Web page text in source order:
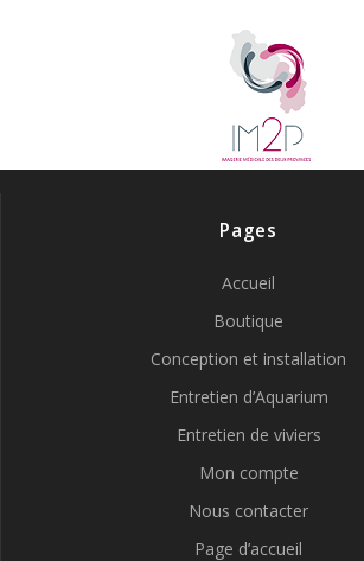
Pages
Accueil
Boutique
Conception et installation
Entretien d’Aquarium
Entretien de viviers
Mon compte
Nous contacter
Page d’accueil